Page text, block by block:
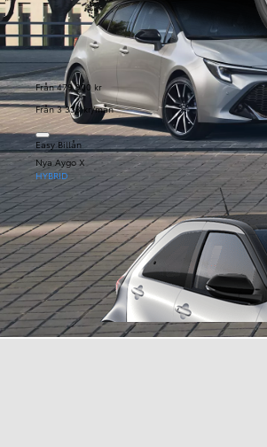
Från 479 900 kr
Från 3 333 kr/mån
Easy Billån
Nya Aygo X
HYBRID